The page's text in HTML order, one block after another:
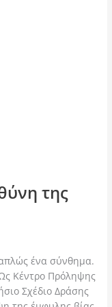
της
απλώς ένα σύνθημα.
Κέντρο Πρόληψης
Σχέδιο Δράσης